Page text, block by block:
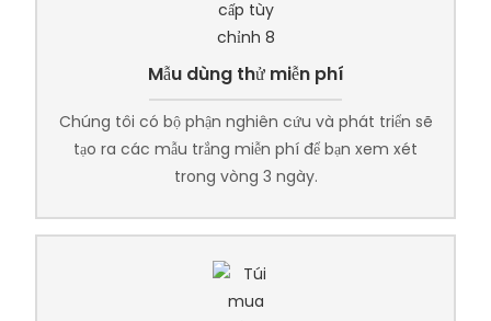
Mẫu dùng thử miễn phí
Chúng tôi có bộ phận nghiên cứu và phát triển sẽ
tạo ra các mẫu trắng miễn phí để bạn xem xét
trong vòng 3 ngày.